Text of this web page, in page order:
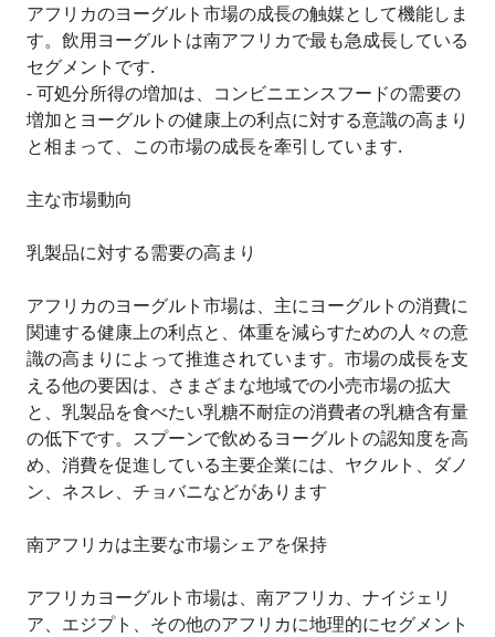
アフリカのヨーグルト市場の成長の触媒として機能しま
す。飲用ヨーグルトは南アフリカで最も急成長している
セグメントです.
- 可処分所得の増加は、コンビニエンスフードの需要の
増加とヨーグルトの健康上の利点に対する意識の高まり
と相まって、この市場の成長を牽引しています.
主な市場動向
乳製品に対する需要の高まり
アフリカのヨーグルト市場は、主にヨーグルトの消費に
関連する健康上の利点と、体重を減らすための人々の意
識の高まりによって推進されています。市場の成長を支
える他の要因は、さまざまな地域での小売市場の拡大
と、乳製品を食べたい乳糖不耐症の消費者の乳糖含有量
の低下です。スプーンで飲めるヨーグルトの認知度を高
め、消費を促進している主要企業には、ヤクルト、ダノ
ン、ネスレ、チョバニなどがあります
南アフリカは主要な市場シェアを保持
アフリカヨーグルト市場は、南アフリカ、ナイジェリ
ア、エジプト、その他のアフリカに地理的にセグメント